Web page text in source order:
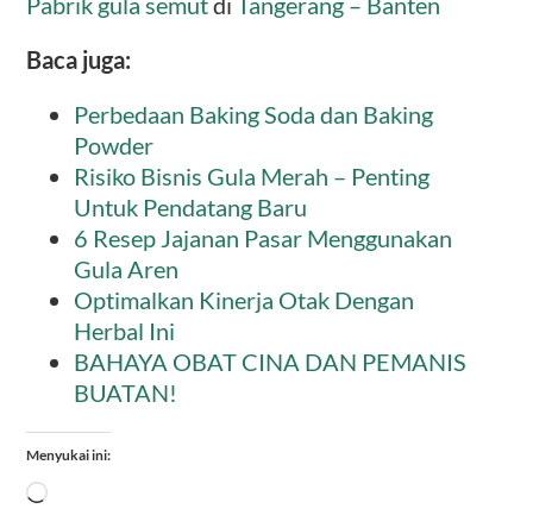
Baca juga:
Perbedaan Baking Soda dan Baking
Powder
Risiko Bisnis Gula Merah – Penting
Untuk Pendatang Baru
6 Resep Jajanan Pasar Menggunakan
Gula Aren
Optimalkan Kinerja Otak Dengan
Herbal Ini
BAHAYA OBAT CINA DAN PEMANIS
BUATAN!
Menyukai ini:
Memuat...